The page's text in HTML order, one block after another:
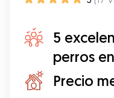
5
perros
Precio